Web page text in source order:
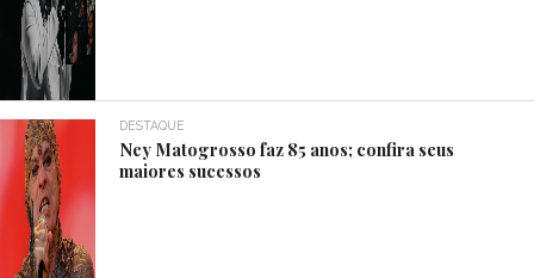
DESTAQUE
Ney Matogrosso faz 85 anos; confira seus
maiores sucessos